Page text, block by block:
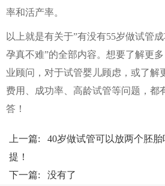
率和活产率。
以上就是有关于”有没有55岁做试管
孕真不难”的全部内容。想要了解更
业顾问，对于试管婴儿顾虑，或了解
费用、成功率、高龄试管等问题，都
答！
上一篇: 40岁做试管可以放两个胚
提！
下一篇: 没有了